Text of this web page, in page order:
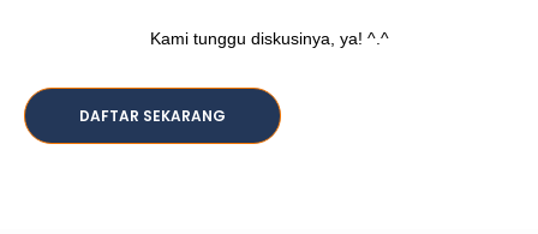
Kami tunggu diskusinya, ya! ^.^
DAFTAR SEKARANG